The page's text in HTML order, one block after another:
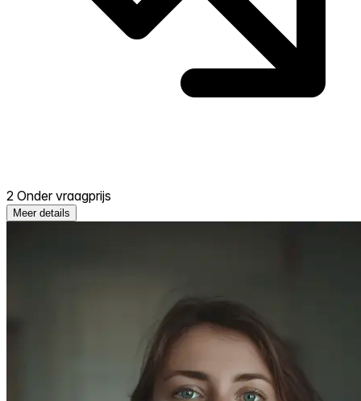
2 Onder vraagprijs
Meer details